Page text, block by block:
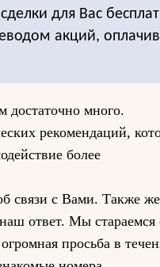
для Вас
акций,
много.
рекомендаций,
более
связи с Вами. Также
ответ. Мы
просьба в